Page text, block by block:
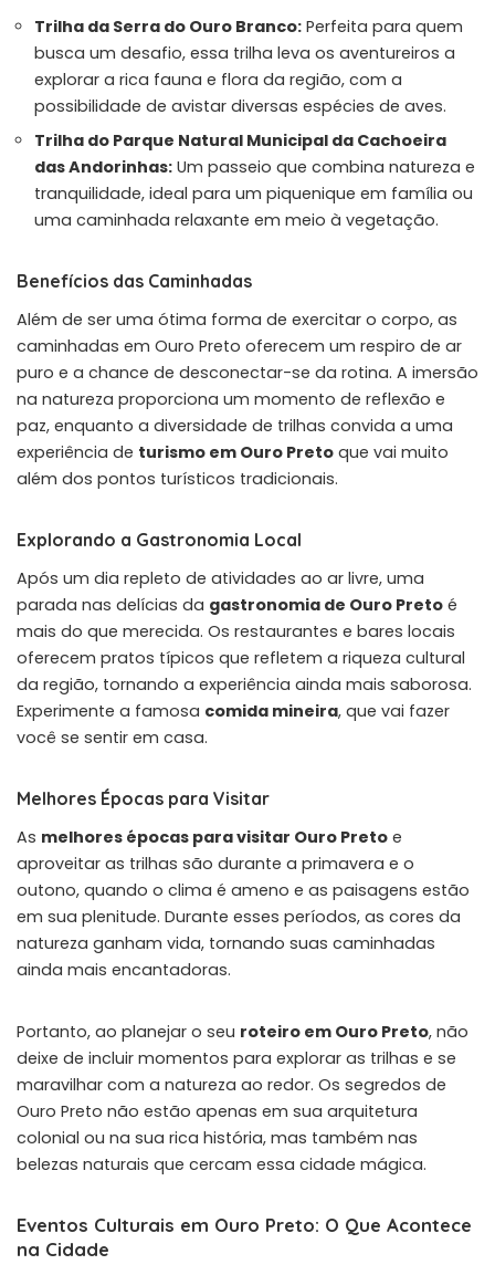
Trilha da Serra do Ouro Branco: Perfeita para quem
busca um desafio, essa trilha leva os aventureiros a
explorar a rica fauna e flora da região, com a
possibilidade de avistar diversas espécies de aves.
Trilha do Parque Natural Municipal da Cachoeira
das Andorinhas: Um passeio que combina natureza e
tranquilidade, ideal para um piquenique em família ou
uma caminhada relaxante em meio à vegetação.
Benefícios das Caminhadas
Além de ser uma ótima forma de exercitar o corpo, as
caminhadas em Ouro Preto oferecem um respiro de ar
puro e a chance de desconectar-se da rotina. A imersão
na natureza proporciona um momento de reflexão e
paz, enquanto a diversidade de trilhas convida a uma
experiência de turismo em Ouro Preto que vai muito
além dos pontos turísticos tradicionais.
Explorando a Gastronomia Local
Após um dia repleto de atividades ao ar livre, uma
parada nas delícias da gastronomia de Ouro Preto é
mais do que merecida. Os restaurantes e bares locais
oferecem pratos típicos que refletem a riqueza cultural
da região, tornando a experiência ainda mais saborosa.
Experimente a famosa comida mineira, que vai fazer
você se sentir em casa.
Melhores Épocas para Visitar
As melhores épocas para visitar Ouro Preto e
aproveitar as trilhas são durante a primavera e o
outono, quando o clima é ameno e as paisagens estão
em sua plenitude. Durante esses períodos, as cores da
natureza ganham vida, tornando suas caminhadas
ainda mais encantadoras.
Portanto, ao planejar o seu roteiro em Ouro Preto, não
deixe de incluir momentos para explorar as trilhas e se
maravilhar com a natureza ao redor. Os segredos de
Ouro Preto não estão apenas em sua arquitetura
colonial ou na sua rica história, mas também nas
belezas naturais que cercam essa cidade mágica.
Eventos Culturais em Ouro Preto: O Que Acontece
na Cidade